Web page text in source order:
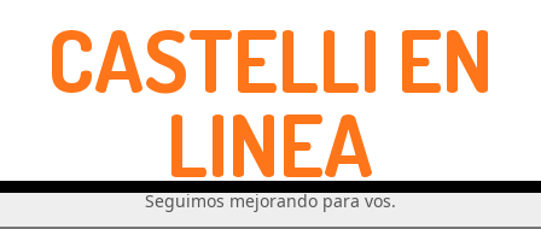
CASTELLI EN
LINEA
Seguimos mejorando para vos.